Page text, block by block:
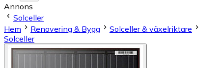
Annons
Solceller
Hem
Renovering & Bygg
Solceller & växelriktare
Solceller